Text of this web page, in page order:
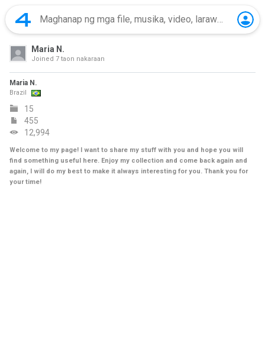
Maria N.
Joined 7 taon nakaraan
Maria N.
Brazil
15
455
12,994
Welcome to my page! I want to share my stuff with you and hope you will
find something useful here. Enjoy my collection and come back again and
again, I will do my best to make it always interesting for you. Thank you for
your time!